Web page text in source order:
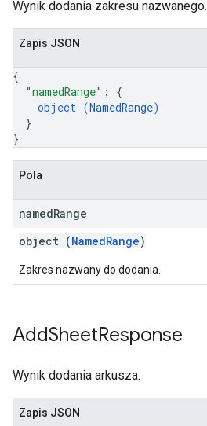
Wynik dodania zakresu nazwanego.
Zapis JSON
{
"namedRange" : {
object (NamedRange)
}
}
Pola
namedRange
object (NamedRange)
Zakres nazwany do dodania.
AddSheetResponse
Wynik dodania arkusza.
Zapis JSON